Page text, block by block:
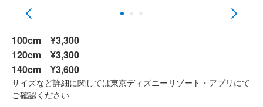
100cm ¥3,300
120cm ¥3,300
140cm ¥3,600
サイズなど詳細に関しては東京ディズニーリゾート・アプリにて
ご確認ください